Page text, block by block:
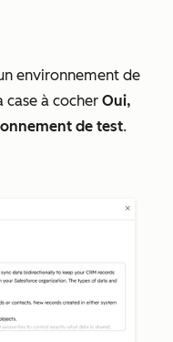
environnement de
case à cocher Oui,
de test.